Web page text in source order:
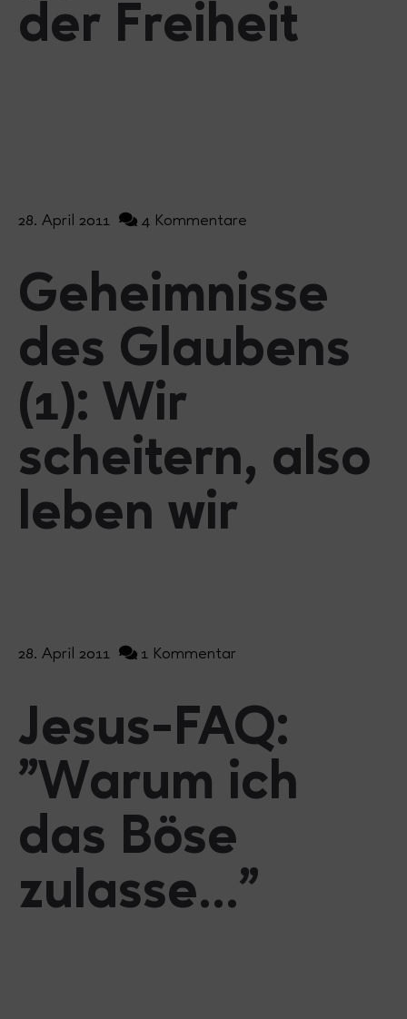
der Freiheit
28. April 2011 4 Kommentare
Geheimnisse
des Glaubens
(1): Wir
scheitern, also
leben wir
28. April 2011 1 Kommentar
Jesus-FAQ:
"Warum ich
das Böse
zulasse..."